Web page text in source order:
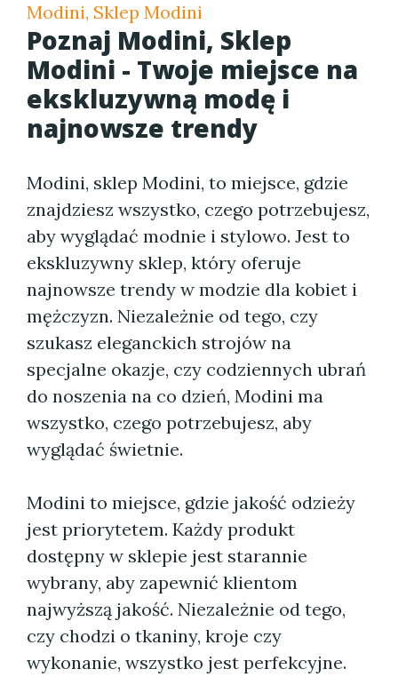
Modini, Sklep Modini
Poznaj Modini, Sklep
Modini - Twoje miejsce na
ekskluzywną modę i
najnowsze trendy
Modini, sklep Modini, to miejsce, gdzie
znajdziesz wszystko, czego potrzebujesz,
aby wyglądać modnie i stylowo. Jest to
ekskluzywny sklep, który oferuje
najnowsze trendy w modzie dla kobiet i
mężczyzn. Niezależnie od tego, czy
szukasz eleganckich strojów na
specjalne okazje, czy codziennych ubrań
do noszenia na co dzień, Modini ma
wszystko, czego potrzebujesz, aby
wyglądać świetnie.
Modini to miejsce, gdzie jakość odzieży
jest priorytetem. Każdy produkt
dostępny w sklepie jest starannie
wybrany, aby zapewnić klientom
najwyższą jakość. Niezależnie od tego,
czy chodzi o tkaniny, kroje czy
wykonanie, wszystko jest perfekcyjne.